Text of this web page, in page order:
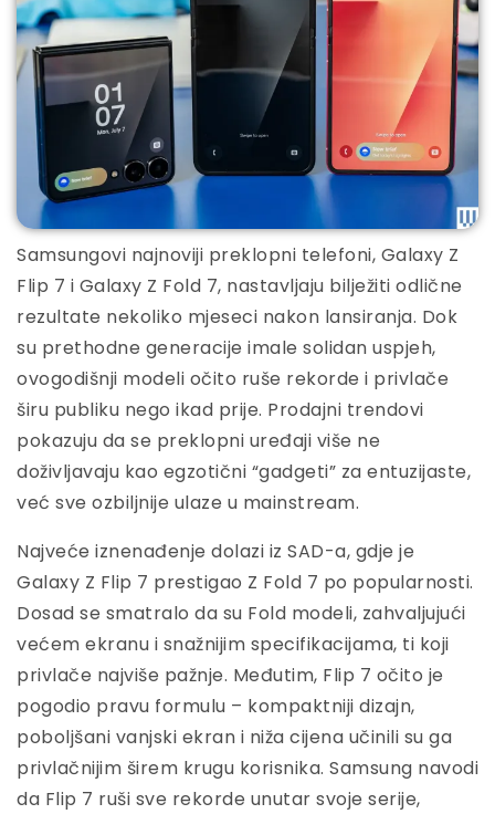
Samsungovi najnoviji preklopni telefoni, Galaxy Z
Flip 7 i Galaxy Z Fold 7, nastavljaju bilježiti odlične
rezultate nekoliko mjeseci nakon lansiranja. Dok
su prethodne generacije imale solidan uspjeh,
ovogodišnji modeli očito ruše rekorde i privlače
širu publiku nego ikad prije. Prodajni trendovi
pokazuju da se preklopni uređaji više ne
doživljavaju kao egzotični “gadgeti” za entuzijaste,
već sve ozbiljnije ulaze u mainstream.
Najveće iznenađenje dolazi iz SAD-a, gdje je
Galaxy Z Flip 7 prestigao Z Fold 7 po popularnosti.
Dosad se smatralo da su Fold modeli, zahvaljujući
većem ekranu i snažnijim specifikacijama, ti koji
privlače najviše pažnje. Međutim, Flip 7 očito je
pogodio pravu formulu – kompaktniji dizajn,
poboljšani vanjski ekran i niža cijena učinili su ga
privlačnijim širem krugu korisnika. Samsung navodi
da Flip 7 ruši sve rekorde unutar svoje serije,